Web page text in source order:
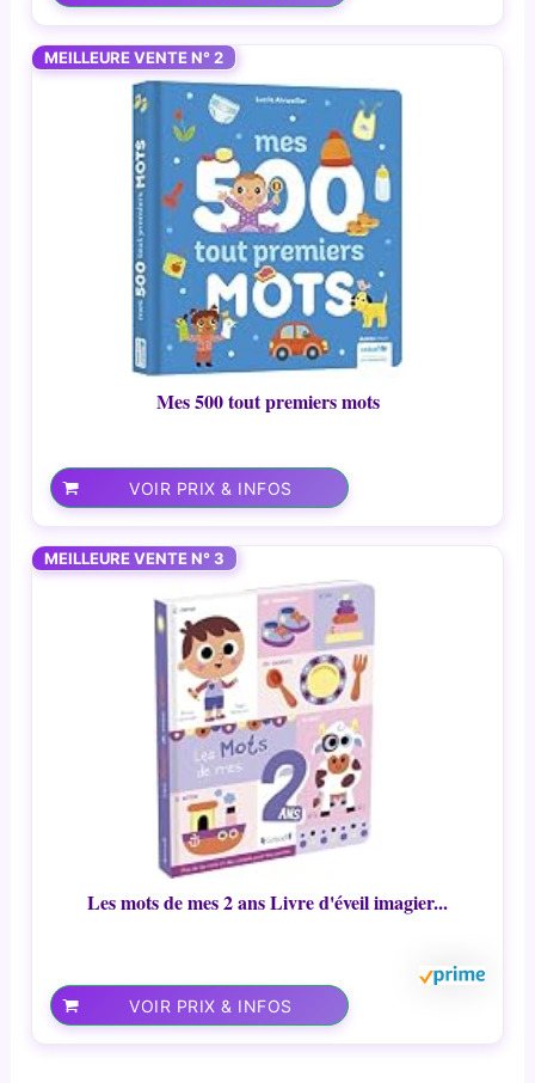
MEILLEURE VENTE N° 2
Mes 500 tout premiers mots
VOIR PRIX & INFOS
MEILLEURE VENTE N° 3
Les mots de mes 2 ans Livre d'éveil imagier...
VOIR PRIX & INFOS